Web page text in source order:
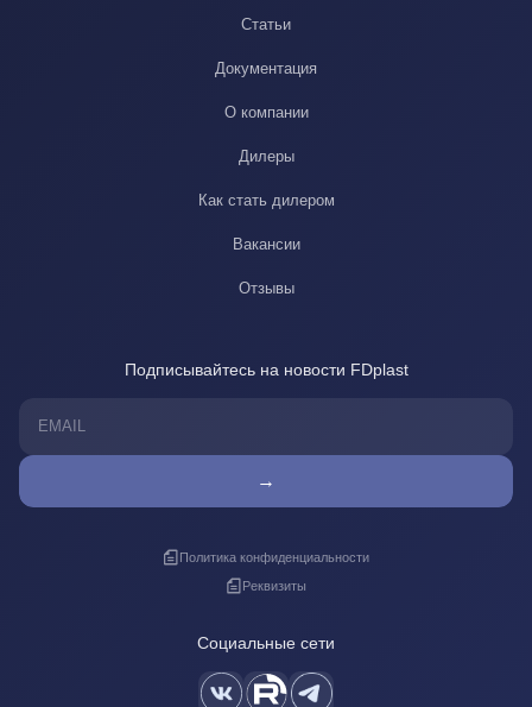
Статьи
Документация
О компании
Дилеры
Как стать дилером
Вакансии
Отзывы
Подписывайтесь на новости FDplast
→
Политика конфиденциальности
Реквизиты
Социальные сети